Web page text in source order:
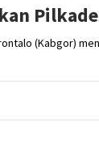
(Kabgor)